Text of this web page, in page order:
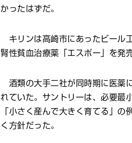
かったはずだ。
キリンは高崎市にあったビール
腎性貧血治療薬「エスポー」を発
酒類の大手二社が同時期に医薬
れていた。サントリーは、必要最
「小さく産んで大きく育てる」
く方針だった。